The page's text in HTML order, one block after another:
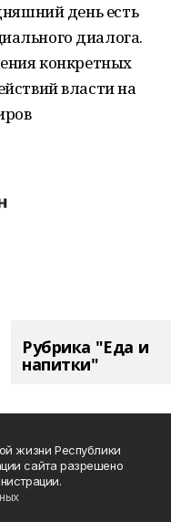
день есть
диалога.
конкретных
власти на
Рубрика "Еда и
напитки"
жизни Республики
сайта разрешено